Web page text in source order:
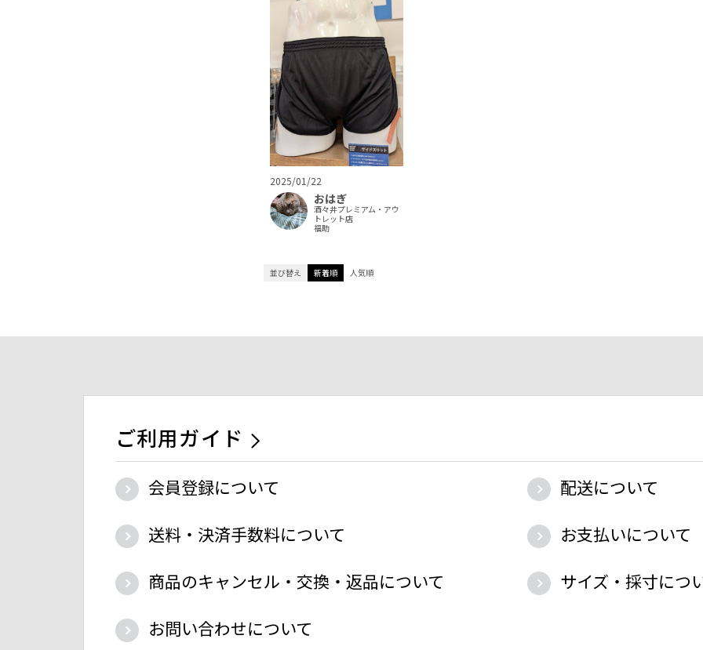
2025/01/22
おはぎ
酒々井プレミアム・アウ
トレット店
福助
並び替え 新着順 人気順
ご利用ガイド
会員登録について
配送について
送料・決済手数料について
お支払いについて
商品のキャンセル・交換・返品について
サイズ・採寸につ
お問い合わせについて